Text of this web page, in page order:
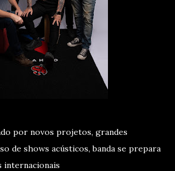
por novos projetos, grandes
de shows acústicos, banda se prepara
internacionais